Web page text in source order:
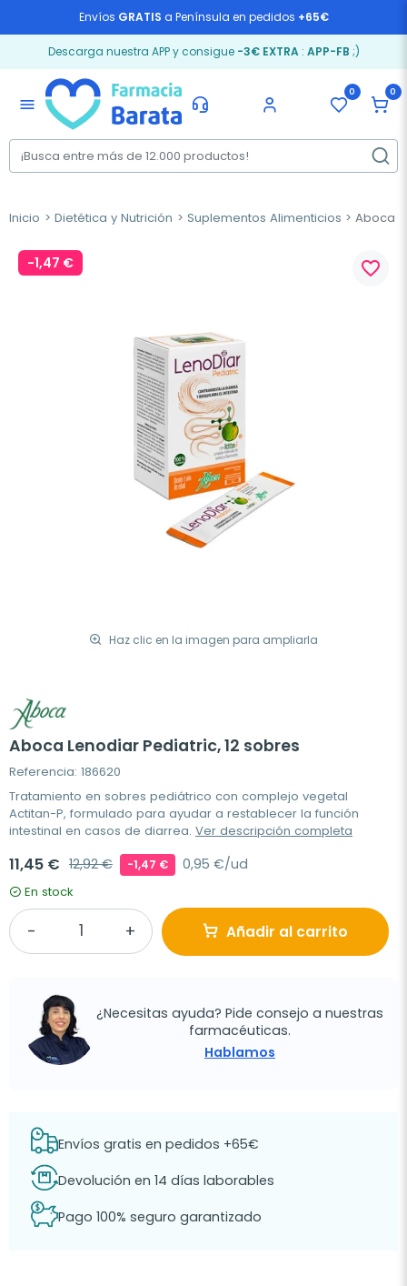
Envíos GRATIS a Península en pedidos +65€
Descarga nuestra APP y consigue -3€ EXTRA: APP-FB ;)
menu
0 0
Inicio Dietética y Nutrición Suplementos Alimenticios Aboca
-1,47 €
Haz clic en la imagen para ampliarla
favorite_border
Aboca Lenodiar Pediatric, 12 sobres
Referencia: 186620
Tratamiento en sobres pediátrico con complejo vegetal
Actitan-P, formulado para ayudar a restablecer la función
intestinal en casos de diarrea. Ver descripción completa
11,45 € 12,92 € -1,47 € 0,95 €/ud
En stock
Añadir al carrito
¿Necesitas ayuda? Pide consejo a nuestras
farmacéuticas.
Hablamos
Envíos gratis en pedidos +65€
Devolución en 14 días laborables
Pago 100% seguro garantizado